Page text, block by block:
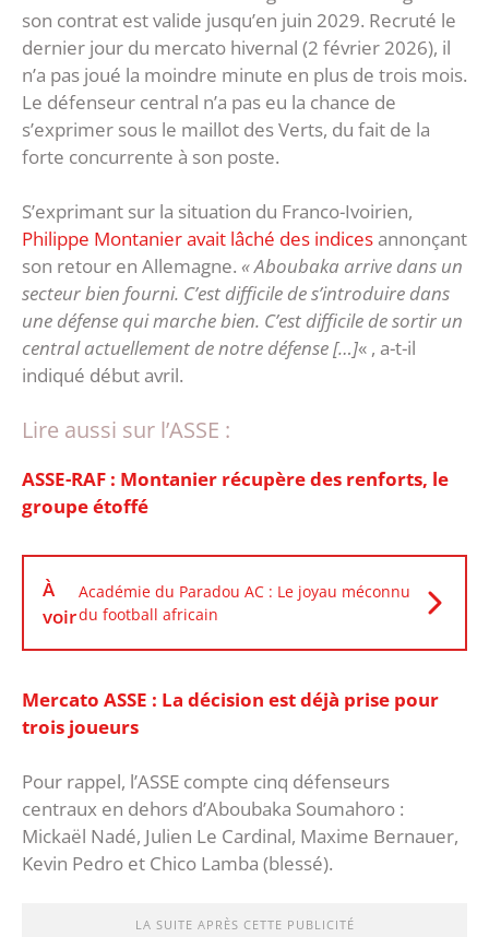
son contrat est valide jusqu’en juin 2029. Recruté le
dernier jour du mercato hivernal (2 février 2026), il
n’a pas joué la moindre minute en plus de trois mois.
Le défenseur central n’a pas eu la chance de
s’exprimer sous le maillot des Verts, du fait de la
forte concurrente à son poste.
S’exprimant sur la situation du Franco-Ivoirien,
Philippe Montanier avait lâché des indicesannonçant
son retour en Allemagne. « Aboubaka arrive dans un
secteur bien fourni. C’est difficile de s’introduire dans
une défense qui marche bien. C’est difficile de sortir un
central actuellement de notre défense […]« , a-t-il
indiqué début avril.
Lire aussi sur l’ASSE :
ASSE-RAF : Montanier récupère des renforts, le
groupe étoffé
À
voir
Académie du Paradou AC : Le joyau méconnu
du football africain
Mercato ASSE : La décision est déjà prise pour
trois joueurs
Pour rappel, l’ASSE compte cinq défenseurs
centraux en dehors d’Aboubaka Soumahoro :
Mickaël Nadé, Julien Le Cardinal, Maxime Bernauer,
Kevin Pedro et Chico Lamba (blessé).
LA SUITE APRÈS CETTE PUBLICITÉ